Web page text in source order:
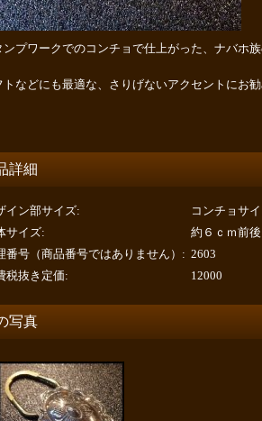
ンプワークでのコンチョで仕上がった、ナバホ
トなどにも最適な、さりげないアクセントにお勧
詳細
イン部サイズ:
コンチョサ
サイズ:
約６ｃｍ前後
番号（商品番号ではありません） : 2603
税抜き定価: 12000
写真